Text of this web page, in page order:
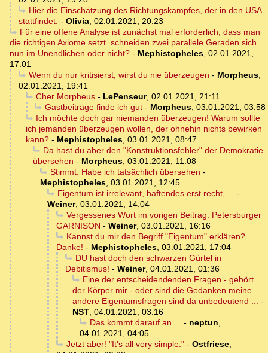
Hier die Einschätzung des Richtungskampfes, der in den USA
stattfindet. - Olivia, 02.01.2021, 20:23
Für eine offene Analyse ist zunächst mal erforderlich, dass man
die richtigen Axiome setzt. schneiden zwei parallele Geraden sich
nun im Unendlichen oder nicht? - Mephistopheles, 02.01.2021,
17:01
Wenn du nur kritisierst, wirst du nie überzeugen - Morpheus,
02.01.2021, 19:41
Cher Morpheus- LePenseur, 02.01.2021, 21:11
Gastbeiträge finde ich gut- Morpheus, 03.01.2021, 03:58
Ich möchte doch gar niemanden überzeugen! Warum sollte
ich jemanden überzeugen wollen, der ohnehin nichts bewirken
kann? - Mephistopheles, 03.01.2021, 08:47
Da hast du aber den "Konstruktionsfehler" der Demokratie
übersehen - Morpheus, 03.01.2021, 11:08
Stimmt. Habe ich tatsächlich übersehen -
Mephistopheles, 03.01.2021, 12:45
Eigentum ist irrelevant, haftendes erst recht, ... -
Weiner, 03.01.2021, 14:04
Vergessenes Wort im vorigen Beitrag: Petersburger
GARNISON - Weiner, 03.01.2021, 16:16
Kannst du mir den Begriff "Eigentum" erklären?
Danke! - Mephistopheles, 03.01.2021, 17:04
DU hast doch den schwarzen Gürtel in
Debitismus! - Weiner, 04.01.2021, 01:36
Eine der entscheidendenden Fragen - gehört
der Körper mir - oder sind die Gedanken meine ...
andere Eigentumsfragen sind da unbedeutend ... -
NST, 04.01.2021, 03:16
Das kommt darauf an ... - neptun,
04.01.2021, 04:05
Jetzt aber! "It's all very simple."- Ostfriese,